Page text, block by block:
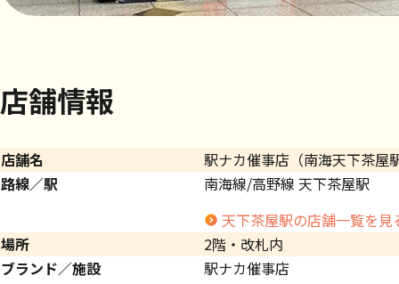
店舗情報
店舗名
駅ナカ催事店（南海天下茶屋
路線／駅
南海線/高野線 天下茶屋駅
天下茶屋駅の店舗一覧を見
場所
2階・改札内
ブランド／施設
駅ナカ催事店